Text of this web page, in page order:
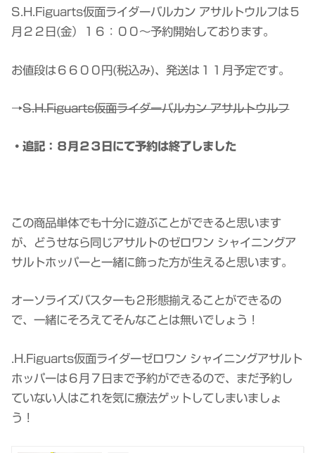
S.H.Figuarts仮面ライダーバルカン アサルトウルフは５
月２２日(金）１６：００～予約開始しております。
お値段は６６００円(税込み)、発送は１１月予定です。
→S.H.Figuarts仮面ライダーバルカン アサルトウルフ
・追記：８月２３日にて予約は終了しました
この商品単体でも十分に遊ぶことができると思います
が、どうせなら同じアサルトのゼロワン シャイニングア
サルトホッパーと一緒に飾った方が生えると思います。
オーソライズバスターも２形態揃えることができるの
で、一緒にそろえてそんなことは無いでしょう！
.H.Figuarts仮面ライダーゼロワン シャイニングアサルト
ホッパーは６月７日まで予約ができるので、まだ予約し
ていない人はこれを気に療法ゲットしてしまいましょ
う！